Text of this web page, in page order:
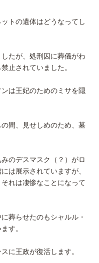
トの遺体はどうなってし
たが、処刑囚に葬儀がわ
止されていました。
は王妃のためのミサを隠
間、見せしめのため、墓
のデスマスク（？）がロ
は展示されていますが、
れは凄惨なことになって
葬らせたのもシャルル・
す。
に王政が復活します。